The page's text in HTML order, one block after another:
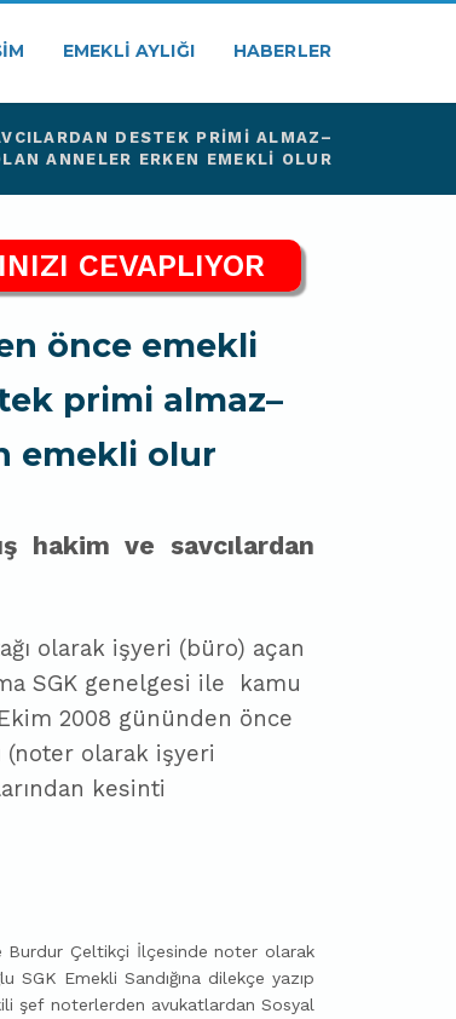
EMEKLI AYLIĞI HABERLER
DESTEK PRIMI ALMAZ–
ANNELER ERKEN EMEKLI OLUR
CEVAPLIYOR
önce emekli
primi almaz–
emekli olur
hakim ve savcılardan
olarak işyeri (büro) açan
SGK genelgesi ile
kamu
2008 gününden önce
olarak işyeri
kesinti
Burdur Çeltikçi İlçesinde noter olarak
SGK Emekli Sandığına dilekçe yazıp
şef noterlerden avukatlardan Sosyal